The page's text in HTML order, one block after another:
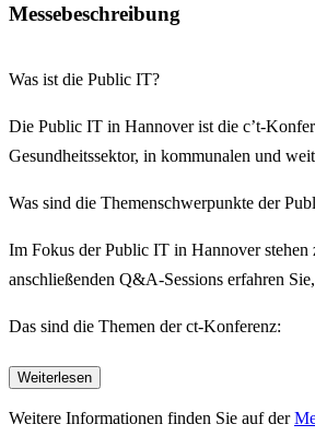
Messebeschreibung
Was ist die Public IT?
Die Public IT in Hannover ist die c’t-
Gesundheitssektor, in kommunalen und
Was sind die Themenschwerpunkte der
Im Fokus der Public IT in Hannover
anschließenden Q&A-Sessions erfahren
Das sind die Themen der ct-Konferenz:
A) Themenfeld Automatisierung & KI
Automatisierung mit KI, Low-Code,
Weiterlesen
Weitere Informationen finden Sie auf der